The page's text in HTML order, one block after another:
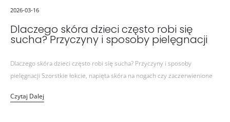
2026-03-16
Dlaczego skóra dzieci często robi się
sucha? Przyczyny i sposoby pielęgnacji
Dlaczego skóra dzieci często robi się sucha? Przyczyny i sposoby
pielęgnacji Szorstkie łokcie, napięta skóra na nogach czy zaczerwienione
Czytaj Dalej